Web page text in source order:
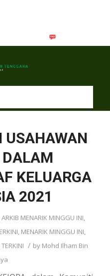
USAHAWAN
DALAM
KELUARGA
2021
ARKIB MENARIK MINGGU INI,
, MENARIK MINGGU INI,
TERKINI / by Mohd Ilham Bin